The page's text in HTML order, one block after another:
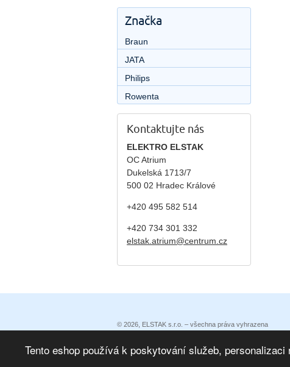
Tento eshop používá k poskytování služeb,
Značka
Braun
JATA
Philips
Rowenta
Kontaktujte nás
ELEKTRO ELSTAK
OC Atrium
Dukelská 1713/7
500 02 Hradec Králové
+420 495 582 514
+420 734 301 332
elstak.atrium@centrum.cz
© 2026, ELSTAK s.r.o. – všechna práva vyhrazena
Eshop vytvořila eBRÁNA
|eBRÁNA eshop s propojením